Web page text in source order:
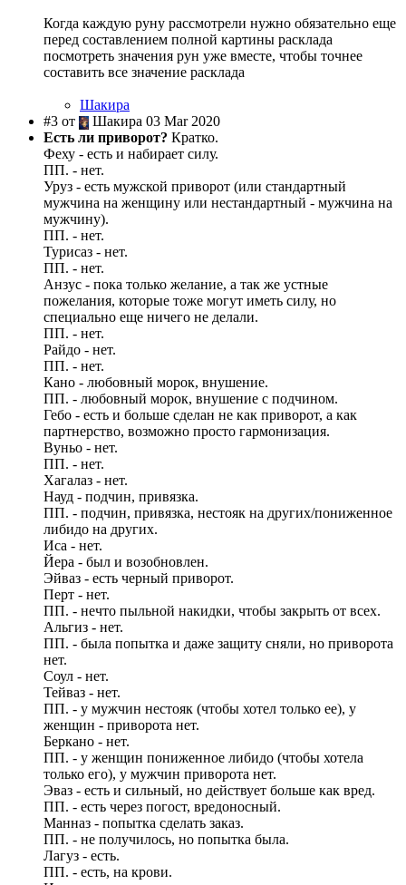
Когда каждую руну рассмотрели нужно обязательно еще
перед составлением полной картины расклада
посмотреть значения рун уже вместе, чтобы точнее
составить все значение расклада
Шакира
#3 от
Шакира 03 Mar 2020
Есть ли приворот? Кратко.
Феху - есть и набирает силу.
ПП. - нет.
Уруз - есть мужской приворот (или стандартный
мужчина на женщину или нестандартный - мужчина на
мужчину).
ПП. - нет.
Турисаз - нет.
ПП. - нет.
Анзус - пока только желание, а так же устные
пожелания, которые тоже могут иметь силу, но
специально еще ничего не делали.
ПП. - нет.
Райдо - нет.
ПП. - нет.
Кано - любовный морок, внушение.
ПП. - любовный морок, внушение с подчином.
Гебо - есть и больше сделан не как приворот, а как
партнерство, возможно просто гармонизация.
Вуньо - нет.
ПП. - нет.
Хагалаз - нет.
Науд - подчин, привязка.
ПП. - подчин, привязка, нестояк на других/пониженное
либидо на других.
Иса - нет.
Йера - был и возобновлен.
Эйваз - есть черный приворот.
Перт - нет.
ПП. - нечто пыльной накидки, чтобы закрыть от всех.
Альгиз - нет.
ПП. - была попытка и даже защиту сняли, но приворота
нет.
Соул - нет.
Тейваз - нет.
ПП. - у мужчин нестояк (чтобы хотел только ее), у
женщин - приворота нет.
Беркано - нет.
ПП. - у женщин пониженное либидо (чтобы хотела
только его), у мужчин приворота нет.
Эваз - есть и сильный, но действует больше как вред.
ПП. - есть через погост, вредоносный.
Манназ - попытка сделать заказ.
ПП. - не получилось, но попытка была.
Лагуз - есть.
ПП. - есть, на крови.